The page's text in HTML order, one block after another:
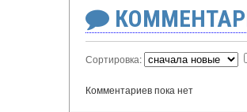
Сортировка:
Комментариев пока нет